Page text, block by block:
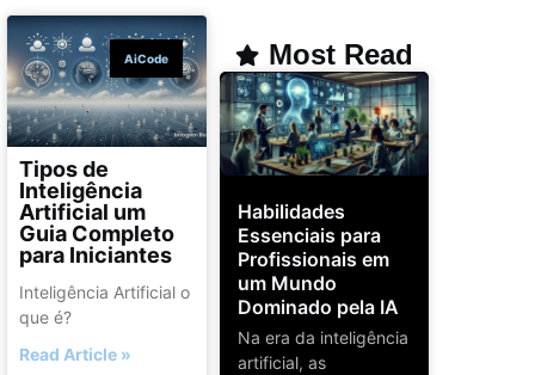
AiCode
Tipos de
Inteligência
Artificial um
Guia Completo
para Iniciantes
Inteligência Artificial o
que é?
Read Article »
Most Read
Habilidades
Essenciais para
Profissionais em
um Mundo
Dominado pela IA
Na era da inteligência
artificial, as